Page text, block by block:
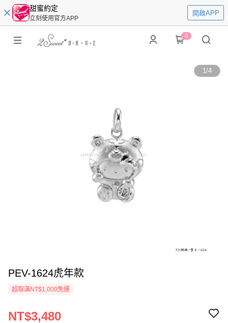
甜蜜約定
立刻使用官方APP
開啟APP
0
1/4
PEV-1624虎年款
超取滿NT$1,000免運
NT$3,480